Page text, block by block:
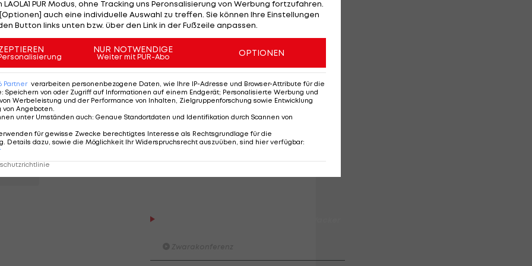
tobte der 33-Jährige auf den Elfmeter-Pfiff
laut Nagelsmann "war die Nuance heute der
K.O.-Phase des Turniers müssen die "Roten Bullen" nun
(6 Pkt.) dies nicht auch tut.
PUR Modus, ohne Tracking uns Peronsalisierung von Werbung fortzufahren.
auch eine individuelle Auswahl zu treffen. Sie können Ihre Einstellungen
Button links unten bzw. über den Link in der Fußzeile anpassen.
NUR NOTWENDIGE
Weiter mit PUR-Abo OPTIONEN
Partner verarbeiten personenbezogene Daten, wie Ihre IP-Adresse und Browser-Attribute für die
: Speichern von oder Zugriff auf Informationen auf einem Endgerät; Personalisierte Werbung und
Werbeleistung und der Performance von Inhalten, Zielgruppenforschung sowie Entwicklung
von Angeboten.
unter Umständen auch: Genaue Standortdaten und Identifikation durch Scannen von
für gewisse Zwecke berechtigtes Interesse als Rechtsgrundlage für die
Details dazu, sowie die Möglichkeit Ihr Widerspruchsrecht auszuüben, sind hier verfügbar: